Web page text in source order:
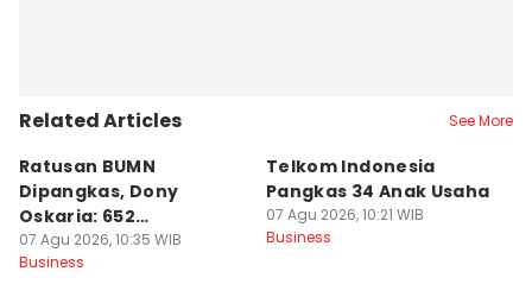
Related Articles See More
Ratusan BUMN
Dipangkas, Dony
Oskaria: 652
Perusahaan Akan Hilang
07 Agu 2026, 10:35 WIB
Business
Telkom Indonesia
Pangkas 34 Anak Usaha
07 Agu 2026, 10:21 WIB
Business